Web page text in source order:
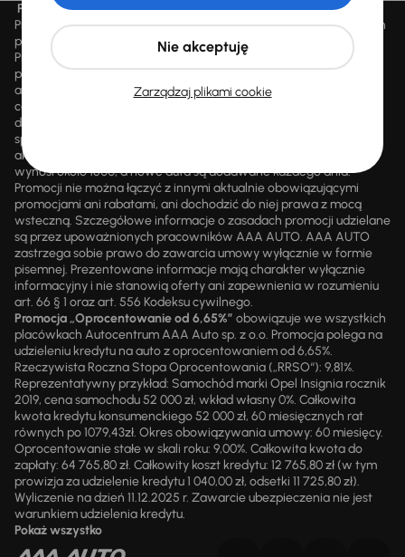
Promocja „Letnie przeceny aż 1500 aut”
Promocja „Letnie przeceny aż 1500 aut” obowiązuje we wszystkich
placówkach Autocentrum AAA AUTO Sp. z o.o. („AAA AUTO”).
Promocja polega na możliwości nabycia wybranych pojazdów
przecenionych, wskazanych w serwisie internetowym
aaaauto.pl/promocja, ze zniżką uwidocznioną w prezentowanej
cenie. Zniżka jest obliczana jako różnica pomiędzy najniższą ceną
danego pojazdu z 30 dni przed obniżką a jego aktualną ceną
sprzedaży. Liczba samochodów objętych promocją jest zmienna i
aktualizowana na bieżąco; średnia liczba dostępnych pojazdów
wynosi około 1500, a nowe auta są dodawane każdego dnia.
Promocji nie można łączyć z innymi aktualnie obowiązującymi
promocjami ani rabatami, ani dochodzić do niej prawa z mocą
wsteczną. Szczegółowe informacje o zasadach promocji udzielane
są przez upoważnionych pracowników AAA AUTO. AAA AUTO
zastrzega sobie prawo do zawarcia umowy wyłącznie w formie
pisemnej. Prezentowane informacje mają charakter wyłącznie
informacyjny i nie stanowią oferty ani zapewnienia w rozumieniu
art. 66 § 1 oraz art. 556 Kodeksu cywilnego.
Promocja „Oprocentowanie od 6,65%” obowiązuje we wszystkich
placówkach Autocentrum AAA Auto sp. z o.o. Promocja polega na
udzieleniu kredytu na auto z oprocentowaniem od 6,65%.
Rzeczywista Roczna Stopa Oprocentowania („RRSO“): 9,81%.
Reprezentatywny przykład: Samochód marki Opel Insignia rocznik
2019, cena samochodu 52 000 zł, wkład własny 0%. Całkowita
kwota kredytu konsumenckiego 52 000 zł, 60 miesięcznych rat
równych po 1079,43zł. Okres obowiązywania umowy: 60 miesięcy.
Oprocentowanie stałe w skali roku: 9,00%. Całkowita kwota do
zapłaty: 64 765,80 zł. Całkowity koszt kredytu: 12 765,80 zł (w tym
prowizja za udzielenie kredytu 1 040,00 zł, odsetki 11 725,80 zł).
Wyliczenie na dzień 11.12.2025 r. Zawarcie ubezpieczenia nie jest
warunkiem udzielenia kredytu.
Pokaż wszystko
Zarządzaj plikami cookie
Nie akceptuję